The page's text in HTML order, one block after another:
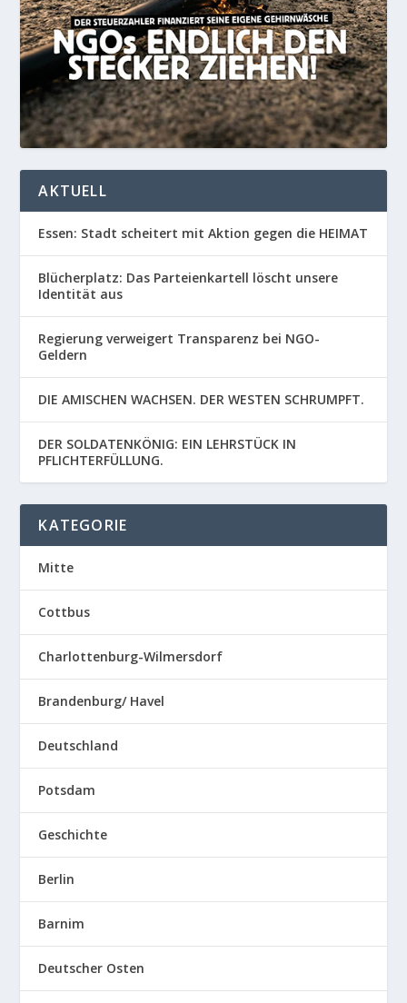
AKTUELL
Essen: Stadt scheitert mit Aktion gegen die HEIMAT
Blücherplatz: Das Parteienkartell löscht unsere
Identität aus
Regierung verweigert Transparenz bei NGO-
Geldern
DIE AMISCHEN WACHSEN. DER WESTEN SCHRUMPFT.
DER SOLDATENKÖNIG: EIN LEHRSTÜCK IN
PFLICHTERFÜLLUNG.
KATEGORIE
Mitte
Cottbus
Charlottenburg-Wilmersdorf
Brandenburg/ Havel
Deutschland
Potsdam
Geschichte
Berlin
Barnim
Deutscher Osten